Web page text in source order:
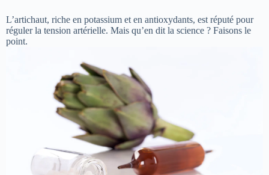
L’artichaut, riche en potassium et en antioxydants, est réputé pour
réguler la tension artérielle. Mais qu’en dit la science ? Faisons le
point.